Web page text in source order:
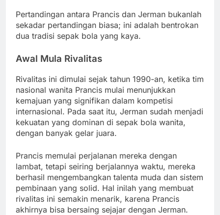
Pertandingan antara Prancis dan Jerman bukanlah
sekadar pertandingan biasa; ini adalah bentrokan
dua tradisi sepak bola yang kaya.
Awal Mula Rivalitas
Rivalitas ini dimulai sejak tahun 1990-an, ketika tim
nasional wanita Prancis mulai menunjukkan
kemajuan yang signifikan dalam kompetisi
internasional. Pada saat itu, Jerman sudah menjadi
kekuatan yang dominan di sepak bola wanita,
dengan banyak gelar juara.
Prancis memulai perjalanan mereka dengan
lambat, tetapi seiring berjalannya waktu, mereka
berhasil mengembangkan talenta muda dan sistem
pembinaan yang solid. Hal inilah yang membuat
rivalitas ini semakin menarik, karena Prancis
akhirnya bisa bersaing sejajar dengan Jerman.